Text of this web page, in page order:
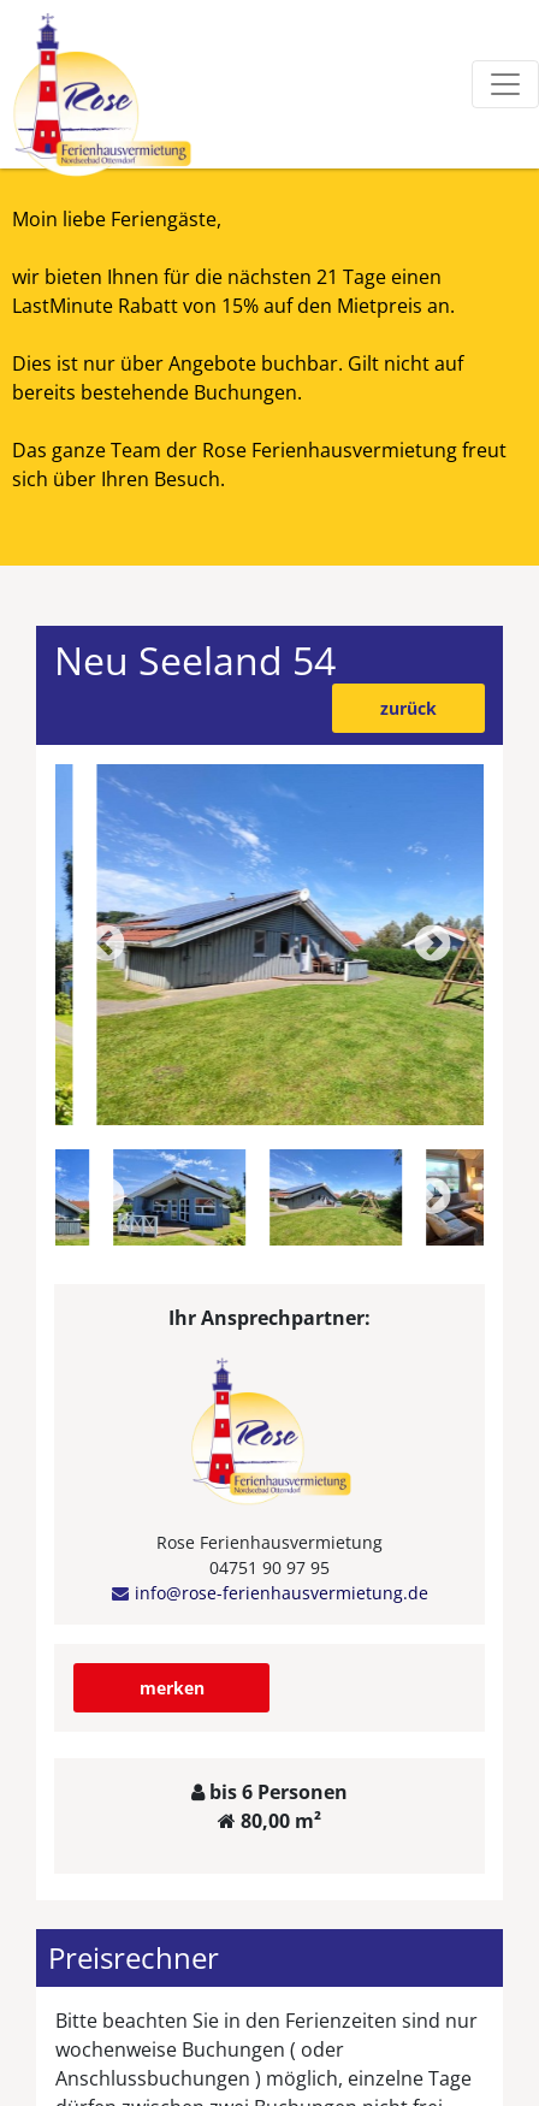
Moin liebe Feriengäste,
wir bieten Ihnen für die nächsten 21 Tage einen
LastMinute Rabatt von 15% auf den Mietpreis an.
Dies ist nur über Angebote buchbar. Gilt nicht auf
bereits bestehende Buchungen.
Das ganze Team der Rose Ferienhausvermietung freut
sich über Ihren Besuch.
Neu Seeland 54
zurück
Ihr Ansprechpartner:
Rose Ferienhausvermietung
04751 90 97 95
info@rose-ferienhausvermietung.de
merken
bis 6 Personen
80,00 m²
Preisrechner
Bitte beachten Sie in den Ferienzeiten sind nur
wochenweise Buchungen ( oder
Anschlussbuchungen ) möglich, einzelne Tage